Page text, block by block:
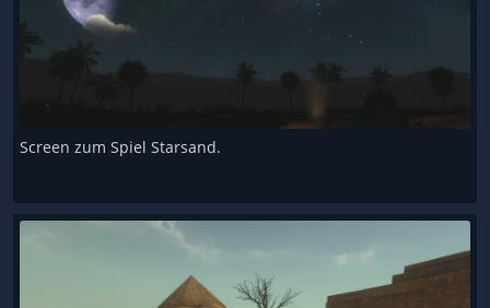
Screen zum Spiel Starsand.